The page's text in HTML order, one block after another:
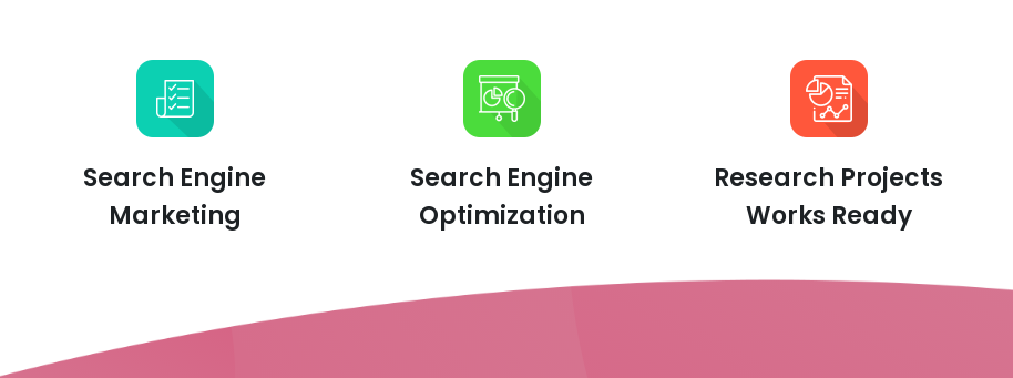
Search Engine
Marketing
Search Engine
Optimization
Research Projects
Works Ready